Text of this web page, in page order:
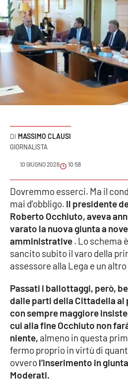
Economia e lavoro
Italia Mondo
Sanità
Sport
Cultura
Podcast
VIDEO
Ambiente
Cronaca
Cultura
Economia e Lavoro
Politica
Sanità
MASSIMO CLAUSI
GIORNALISTA
10 GIUGNO 2026 10:58
Dovremmo esserci. Ma il
mai d'obbligo. Il presidente
Roberto Occhiuto, aveva
varato la nuova giunta a
amministrative. Lo schema
sancito subito il varo della
assessore alla Lega e un
Passati i ballottaggi, però,
dalle parti della Cittadella al
con sempre maggiore
cui alla fine Occhiuto non
niente, almeno in questa
fermo proprio in virtù di
ovverol'inserimento in
Moderati.